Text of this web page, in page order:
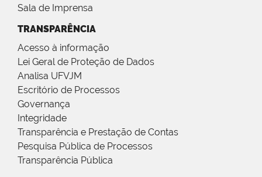
Sala de Imprensa
TRANSPARÊNCIA
Acesso à informação
Lei Geral de Proteção de Dados
Analisa UFVJM
Escritório de Processos
Governança
Integridade
Transparência e Prestação de Contas
Pesquisa Pública de Processos
Transparência Pública